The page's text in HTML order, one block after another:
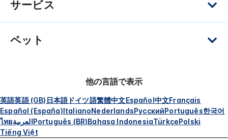
サービス
ペット
他の言語で表示
英語英語 (GB) 日本語 ドイツ語繁體中文Español中文Français
Español (España)ItalianoNederlandsРусскийPortuguês한국어
ไทยالعربيةPortuguês (BR)Bahasa IndonesiaTürkçePolski
Tiếng Việt